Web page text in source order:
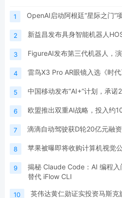
1 OpenAI启动阿根廷“星际之门”
2 新益昌发布具身智能机器人
3 FigureAI发布第三代机器人，
4 雷鸟X3 Pro AR眼镜入选《时
5 中国移动发布“AI+”计划，承诺
6 欧盟推出双重AI战略，投入约
7 滴滴自动驾驶获D轮20亿元融
8 苹果被曝即将收购计算机视觉
9
揭秘 Claude Code：AI 编程
替代 iFlow CLI
10 英伟达黄仁勋证实投资马斯克